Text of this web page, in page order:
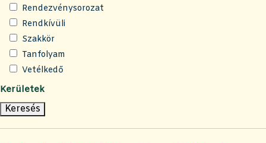
Rendezvénysorozat
Rendkívüli
Szakkör
Tanfolyam
Vetélkedő
Kerületek